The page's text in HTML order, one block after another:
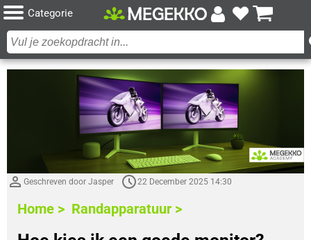
Categorie
Geschreven door Jasper 22 December 2025 14:30
Home > Randapparatuur >